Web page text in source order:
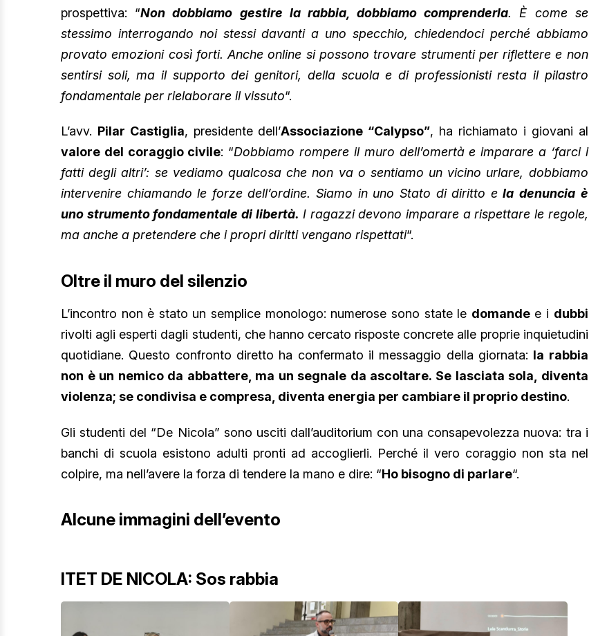
prospettiva: “Non dobbiamo gestire la rabbia, dobbiamo comprenderla. È come se
stessimo interrogando noi stessi davanti a uno specchio, chiedendoci perché abbiamo
provato emozioni così forti. Anche online si possono trovare strumenti per riflettere e non
sentirsi soli, ma il supporto dei genitori, della scuola e di professionisti resta il pilastro
fondamentale per rielaborare il vissuto“.
L’avv. Pilar Castiglia, presidente dell’Associazione “Calypso”, ha richiamato i giovani al
valore del coraggio civile: “Dobbiamo rompere il muro dell’omertà e imparare a ‘farci i
fatti degli altri’: se vediamo qualcosa che non va o sentiamo un vicino urlare, dobbiamo
intervenire chiamando le forze dell’ordine. Siamo in uno Stato di diritto ela denuncia è
uno strumento fondamentale di libertà. I ragazzi devono imparare a rispettare le regole,
ma anche a pretendere che i propri diritti vengano rispettati“.
Oltre il muro del silenzio
L’incontro non è stato un semplice monologo: numerose sono state le domandee i dubbi
rivolti agli esperti dagli studenti, che hanno cercato risposte concrete alle proprie inquietudini
quotidiane. Questo confronto diretto ha confermato il messaggio della giornata: la rabbia
non è un nemico da abbattere, ma un segnale da ascoltare. Se lasciata sola, diventa
violenza; se condivisa e compresa, diventa energia per cambiare il proprio destino.
Gli studenti del “De Nicola” sono usciti dall’auditorium con una consapevolezza nuova: tra i
banchi di scuola esistono adulti pronti ad accoglierli. Perché il vero coraggio non sta nel
colpire, ma nell’avere la forza di tendere la mano e dire: “Ho bisogno di parlare“.
Alcune immagini dell’evento
ITET DE NICOLA: Sos rabbia